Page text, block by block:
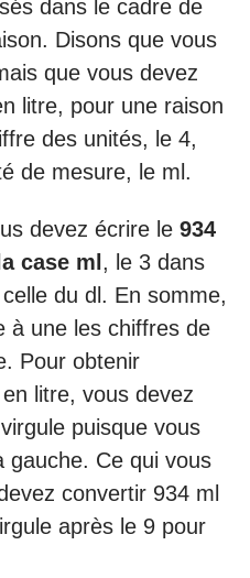
dans le cadre de
Disons que vous
que vous devez
litre, pour une raison
des unités, le 4,
de mesure, le ml.
devez écrire le 934
case ml , le 3 dans
du dl. En somme,
à une les chiffres de
Pour obtenir
en litre, vous devez
puisque vous
gauche. Ce qui vous
convertir 934 ml
après le 9 pour